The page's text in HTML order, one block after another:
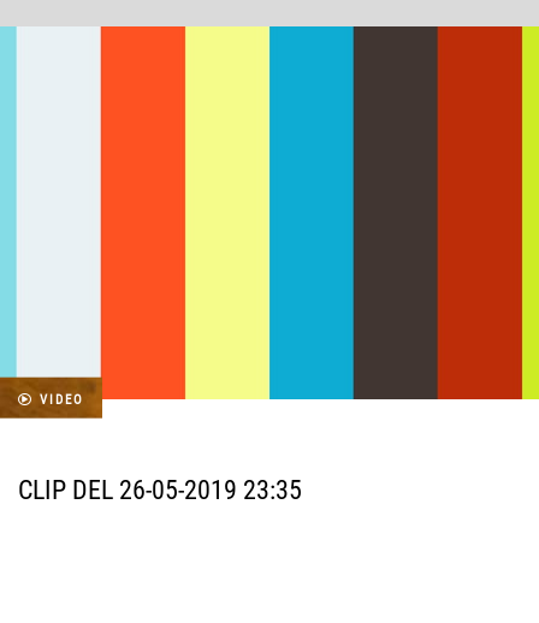
VIDEO
CLIP DEL 26-05-2019 23:35